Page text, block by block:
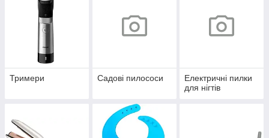
Тримери Садові пилососи
Електричні пилки
для нігтів